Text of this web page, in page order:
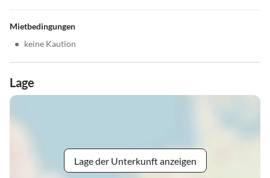
Mietbedingungen
• keine Kaution
Lage
Lage der Unterkunft anzeigen